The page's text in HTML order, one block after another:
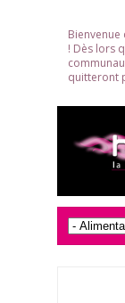
! Dès lors
quitteront